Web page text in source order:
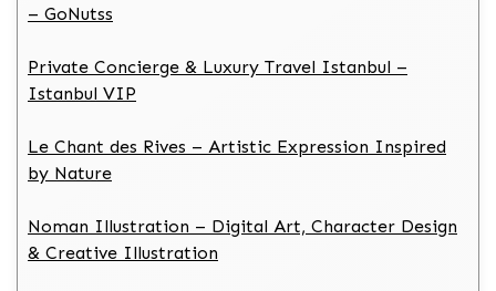
– GoNutss
Private Concierge & Luxury Travel Istanbul –
Istanbul VIP
Le Chant des Rives – Artistic Expression Inspired
by Nature
Noman Illustration – Digital Art, Character Design
& Creative Illustration